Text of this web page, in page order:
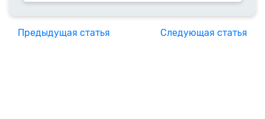
Предыдущая статья Следующая статья